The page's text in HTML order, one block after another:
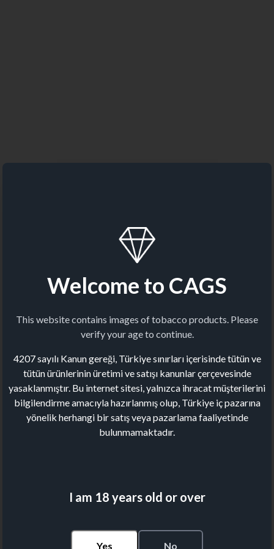
Welcome to CAGS
This website contains images of tobacco products. Please
verify your age to continue.
4207 sayılı Kanun gereği, Türkiye sınırları içerisinde tütün ve
tütün ürünlerinin üretimi ve satışı kanunlar çerçevesinde
yasaklanmıştır. Bu internet sitesi, yalnızca ihracat müşterilerini
bilgilendirme amacıyla hazırlanmış olup, Türkiye iç pazarına
yönelik herhangi bir satış veya pazarlama faaliyetinde
bulunmamaktadır.
I am 18 years old or over
Yes No